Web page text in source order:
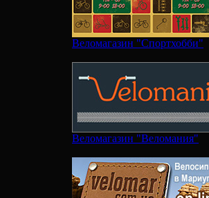
Веломагазин "Спортхобби"
Веломагазин "Веломания"